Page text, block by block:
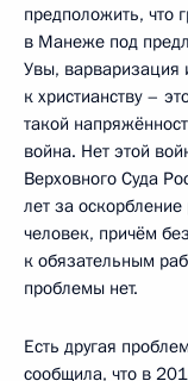
предположить, что
в Манеже под
Увы, варваризация
к христианству –
такой
война. Нет этой
Верховного Суда
лет за оскорбление
человек, причём
к обязательным
проблемы нет.
Есть другая
сообщила, что в